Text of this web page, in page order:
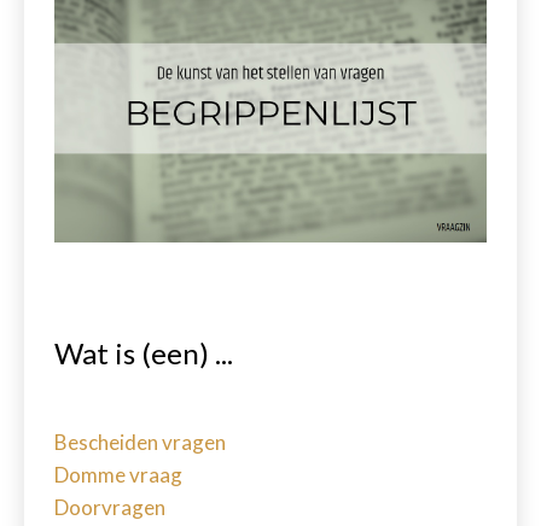
Wat is (een) ...
Bescheiden vragen
Domme vraag
Doorvragen